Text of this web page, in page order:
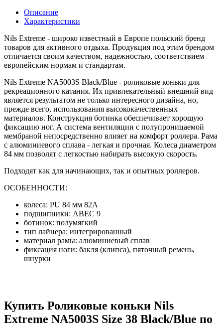
Описание
Характеристики
Nils Extreme - широко известный в Европе польский бренд
товаров для активного отдыха. Продукция под этим брендом
отличается своим качеством, надежностью, соответствием
европейским нормам и стандартам.
Nils Extreme NA5003S Black/Blue - роликовые коньки для
рекреационного катания. Их привлекательный внешний вид
является результатом не только интересного дизайна, но,
прежде всего, использования высококачественных
материалов. Конструкция ботинка обеспечивает хорошую
фиксацию ног. А система вентиляции с полупроницаемой
мембраной непосредственно влияет на комфорт роллера. Рама
с алюминиевого сплава - легкая и прочная. Колеса диаметром
84 мм позволят с легкостью набирать высокую скорость.
Подходят как для начинающих, так и опытных роллеров.
ОСОБЕННОСТИ:
колеса: PU 84 мм 82A
подшипники: ABEC 9
ботинок: полумягкий
тип лайнера: интегрированный
материал рамы: алюминиевый сплав
фиксация ноги: бакля (клипса), пяточный ремень,
шнурки
Купить Роликовые коньки Nils
Extreme NA5003S Size 38 Black/Blue по